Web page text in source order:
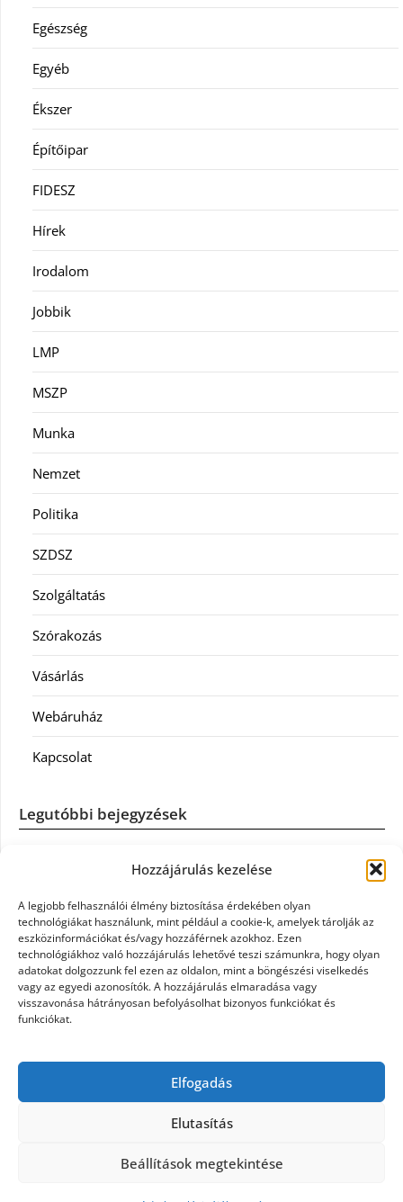
Hozzájárulás kezelése
A legjobb felhasználói élmény biztosítása érdekében olyan
technológiákat használunk, mint például a cookie-k, amelyek tárolják az
eszközinformációkat és/vagy hozzáférnek azokhoz. Ezen
technológiákhoz való hozzájárulás lehetővé teszi számunkra, hogy olyan
adatokat dolgozzunk fel ezen az oldalon, mint a böngészési viselkedés
vagy az egyedi azonosítók. A hozzájárulás elmaradása vagy
visszavonása hátrányosan befolyásolhat bizonyos funkciókat és
funkciókat.
Elfogadás
Elutasítás
Beállítások megtekintése
Egészség
Egyéb
Ékszer
Építőipar
FIDESZ
Hírek
Irodalom
Jobbik
LMP
MSZP
Munka
Nemzet
Politika
SZDSZ
Szolgáltatás
Szórakozás
Vásárlás
Webáruház
Kapcsolat
Legutóbbi bejegyzések
Casco szélvédőcsere: mikor éri meg a biztosítást igénybe
Könyvelés: mikor érdemes könyvelőt váltani?
Szövetkezeti jog: miért elengedhetetlen a szakszerű jogi
háttér a biztonságos működéshez
Munkajogi ügyvéd: miért nem érdemes várni a jogi
Tüll anyag: elegancia és sokoldalúság a Szakatex
kínálatában